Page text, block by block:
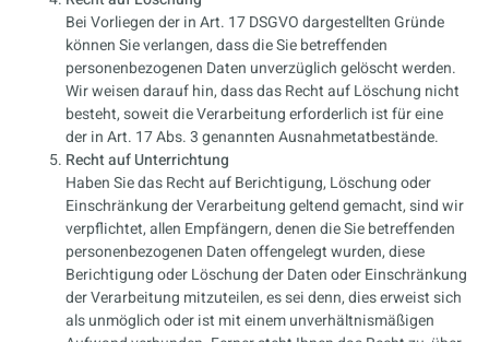
Bei Vorliegen der in Art. 17 DSGVO dargestellten Gründe
können Sie verlangen, dass die Sie betreffenden
personenbezogenen Daten unverzüglich gelöscht werden.
Wir weisen darauf hin, dass das Recht auf Löschung nicht
besteht, soweit die Verarbeitung erforderlich ist für eine
der in Art. 17 Abs. 3 genannten Ausnahmetatbestände.
Recht auf Unterrichtung
Haben Sie das Recht auf Berichtigung, Löschung oder
Einschränkung der Verarbeitung geltend gemacht, sind wir
verpflichtet, allen Empfängern, denen die Sie betreffenden
personenbezogenen Daten offengelegt wurden, diese
Berichtigung oder Löschung der Daten oder Einschränkung
der Verarbeitung mitzuteilen, es sei denn, dies erweist sich
als unmöglich oder ist mit einem unverhältnismäßigen